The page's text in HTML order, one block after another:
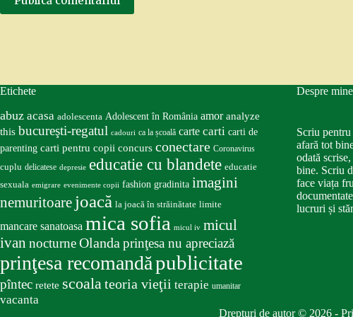
Etichete
abuz acasa adolescenta Adolescent în România amor analyze
this bucureşti-regatul cadouri ca la școală carte carti carti de
parenting carti pentru copii concurs conectare Coronavirus
cuplu delicatese depresie educatie cu blandete educatie
sexuala emigrare evenimente copii fashion gradinita imagini
nemuritoare joacă la joacă în străinătate limite
mancare sanatoasa mica sofia micul iv micul
ivan nocturneOlanda prinţesa nu apreciază
prinţesa recomandăpublicitate
pîntec retete scoalateoria vieţii terapie umanitar
vacanta
Despre mine
Scriu
afară tot
odată
bine. Scriu
face viața
lucruri și
Drepturi de autor © 2026 -